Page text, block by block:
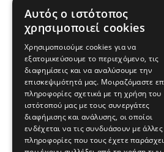
Αυτός ο ιστότοπος
χρησιμοποιεί cookies
Χρησιμοποιούμε cookies για να
εξατομικεύσουμε το περιεχόμενο, τις
διαφημίσεις και να αναλύσουμε την
επισκεψιμότητά μας. Μοιραζόμαστε
πληροφορίες σχετικά με τη χρήση του
ιστότοπού μας με τους συνεργάτες
διαφήμισης και ανάλυσης, οι οποίοι
ενδέχεται να τις συνδυάσουν με άλλες
πληροφορίες που τους έχετε